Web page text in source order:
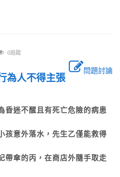
0追蹤
問題討論
為人不得主張
昏迷不醒且有死亡危險的病患
孩意外落水，先生乙僅能救得
帶傘的丙，在商店外隨手取走